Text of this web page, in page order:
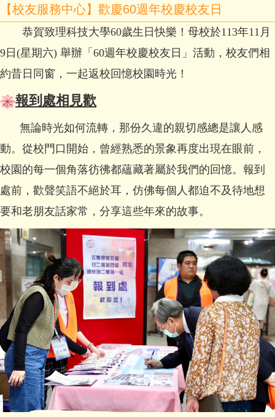
【校友服務中心】歡慶60週年校慶校友日
恭賀致理科技大學60歲生日快樂！母校於113年11月
9日(星期六) 舉辦「60週年校慶校友日」活動，校友們相
約昔日同窗，一起返校回憶校園時光！
報到處相見歡
無論時光如何流轉，那份久違的親切感總是讓人感
動。從校門口開始，曾經熟悉的景象再度出現在眼前，
校園的每一個角落彷彿都蘊藏著屬於我們的回憶。報到
處前，歡聲笑語不絕於耳，仿佛每個人都迫不及待地想
要和老朋友話家常，分享這些年來的故事。